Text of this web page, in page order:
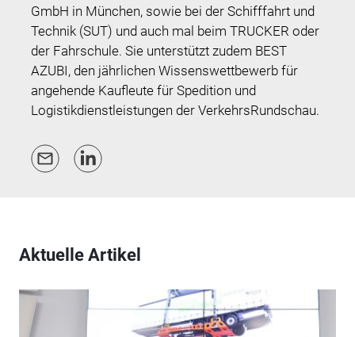
GmbH in München, sowie bei der Schifffahrt und
Technik (SUT) und auch mal beim TRUCKER oder
der Fahrschule. Sie unterstützt zudem BEST
AZUBI, den jährlichen Wissenswettbewerb für
angehende Kaufleute für Spedition und
Logistikdienstleistungen der VerkehrsRundschau.
Aktuelle Artikel